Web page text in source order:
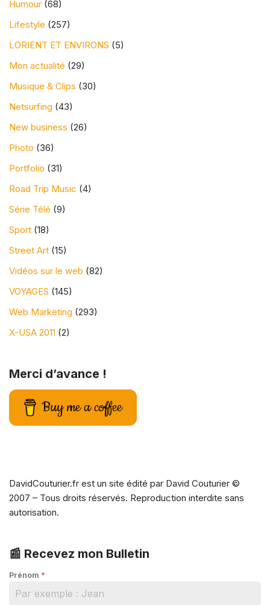
Humour (68)
Lifestyle (257)
LORIENT ET ENVIRONS (5)
Mon actualité (29)
Musique & Clips (30)
Netsurfing (43)
New business (26)
Photo (36)
Portfolio (31)
Road Trip Music (4)
Série Télé (9)
Sport (18)
Street Art (15)
Vidéos sur le web (82)
VOYAGES (145)
Web Marketing (293)
X-USA 2011 (2)
Merci d’avance !
Buy me a coffee
DavidCouturier.fr est un site édité par David Couturier ©
2007 – Tous droits réservés. Reproduction interdite sans
autorisation.
📰 Recevez mon Bulletin
Prénom *